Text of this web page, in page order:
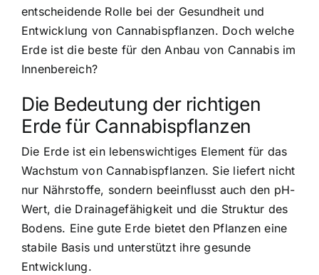
entscheidende Rolle bei der Gesundheit und
Entwicklung von Cannabispflanzen. Doch welche
Erde ist die beste für den Anbau von Cannabis im
Innenbereich?
Die Bedeutung der richtigen
Erde für Cannabispflanzen
Die Erde ist ein lebenswichtiges Element für das
Wachstum von Cannabispflanzen. Sie liefert nicht
nur Nährstoffe, sondern beeinflusst auch den pH-
Wert, die Drainagefähigkeit und die Struktur des
Bodens. Eine gute Erde bietet den Pflanzen eine
stabile Basis und unterstützt ihre gesunde
Entwicklung.